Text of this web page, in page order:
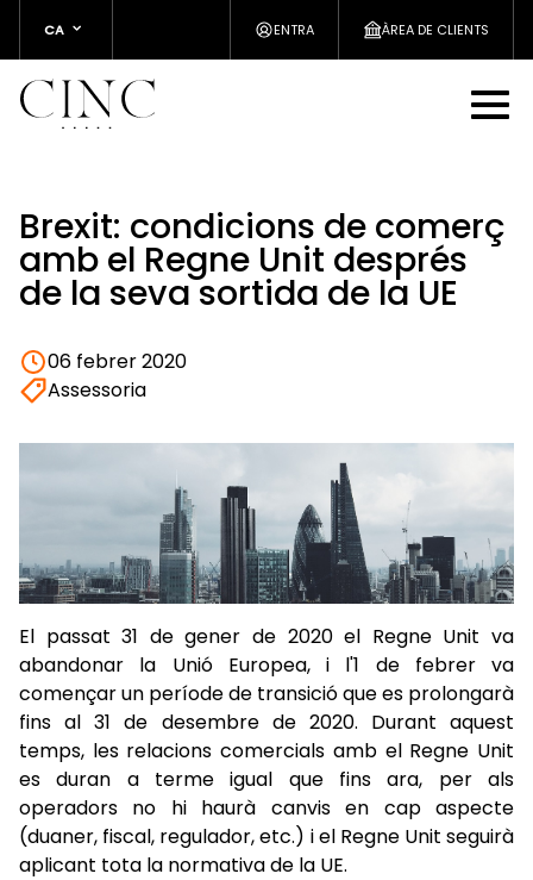
CA ENTRA ÀREA DE CLIENTS
Brexit: condicions de comerç
amb el Regne Unit després
de la seva sortida de la UE
06 febrer 2020
Assessoria
El passat 31 de gener de 2020 el Regne Unit va
abandonar la Unió Europea, i l'1 de febrer va
començar un període de transició que es prolongarà
fins al 31 de desembre de 2020. Durant aquest
temps, les relacions comercials amb el Regne Unit
es duran a terme igual que fins ara, per als
operadors no hi haurà canvis en cap aspecte
(duaner, fiscal, regulador, etc.) i el Regne Unit seguirà
aplicant tota la normativa de la UE.